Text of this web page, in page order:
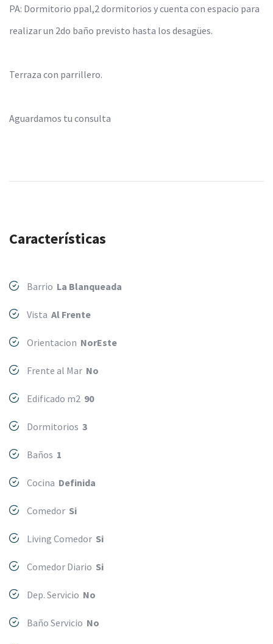
PA: Dormitorio ppal,2 dormitorios y cuenta con espacio para
realizar un 2do baño previsto hasta los desagües.
Terraza con parrillero.
Aguardamos tu consulta
Características
Barrio La Blanqueada
Vista Al Frente
Orientacion NorEste
Frente al Mar No
Edificado m2 90
Dormitorios 3
Baños 1
Cocina Definida
Comedor Si
Living Comedor Si
Comedor Diario Si
Dep. Servicio No
Baño Servicio No